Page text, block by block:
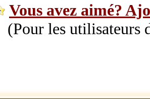
Vous avez aimé?
(Pour les